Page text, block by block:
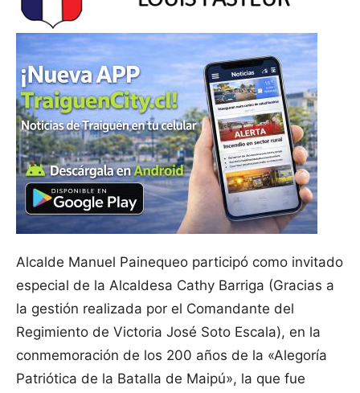
Alcalde Manuel Painequeo participó como invitado
especial de la Alcaldesa Cathy Barriga (Gracias a
la gestión realizada por el Comandante del
Regimiento de Victoria José Soto Escala), en la
conmemoración de los 200 años de la «Alegoría
Patriótica de la Batalla de Maipú», la que fue